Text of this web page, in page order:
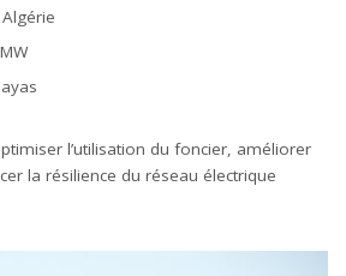
l’utilisation du foncier, améliorer
la résilience du réseau électrique